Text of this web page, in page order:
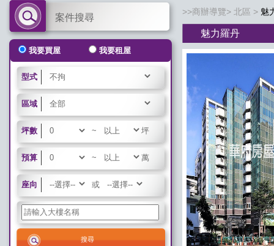
案件搜尋
我要買屋 我要租屋
型式
區域
坪數 ~ 坪
預算 ~ 萬
座向 或
商辦導覽 北區 魅
魅力羅丹